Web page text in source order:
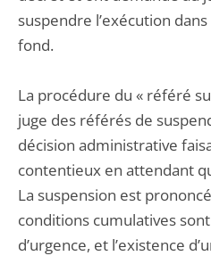
suspendre l’exécution
fond.
La procédure du « référé
juge des référés de
décision administrative
contentieux en attendant
La suspension est
conditions cumulatives
d’urgence, et l’existence